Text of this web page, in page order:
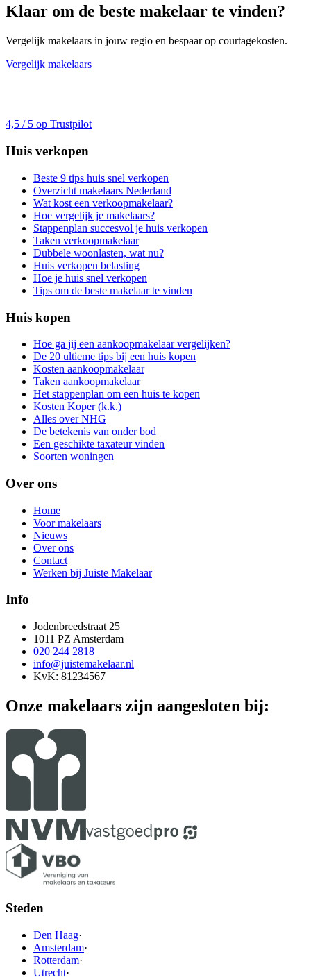
Klaar om de beste makelaar te vinden?
Vergelijk makelaars in jouw regio en bespaar op courtagekosten.
Vergelijk makelaars
4,5 / 5 op Trustpilot
Huis verkopen
Beste 9 tips huis snel verkopen
Overzicht makelaars Nederland
Wat kost een verkoopmakelaar?
Hoe vergelijk je makelaars?
Stappenplan succesvol je huis verkopen
Taken verkoopmakelaar
Dubbele woonlasten, wat nu?
Huis verkopen belasting
Hoe je huis snel verkopen
Tips om de beste makelaar te vinden
Huis kopen
Hoe ga jij een aankoopmakelaar vergelijken?
De 20 ultieme tips bij een huis kopen
Kosten aankoopmakelaar
Taken aankoopmakelaar
Het stappenplan om een huis te kopen
Kosten Koper (k.k.)
Alles over NHG
De betekenis van onder bod
Een geschikte taxateur vinden
Soorten woningen
Over ons
Home
Voor makelaars
Nieuws
Over ons
Contact
Werken bij Juiste Makelaar
Info
Jodenbreedstraat 25
1011 PZ Amsterdam
020 244 2818
info@juistemakelaar.nl
KvK: 81234567
Onze makelaars zijn aangesloten bij:
Steden
Den Haag·
Amsterdam·
Rotterdam·
Utrecht·